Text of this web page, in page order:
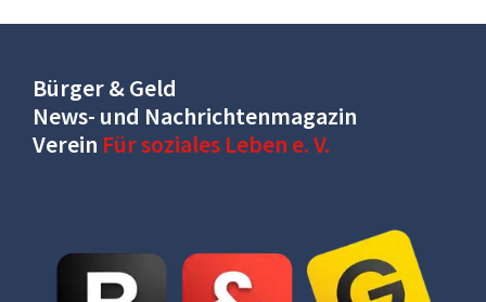
Bürger & Geld
News- und Nachrichtenmagazin
Verein Für soziales Leben e. V.